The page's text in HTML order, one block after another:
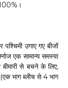
उगाए गए बीजों
एक सामान्य समस्या
से बचने के लिए,
भाग ब्लीच से 4 भाग